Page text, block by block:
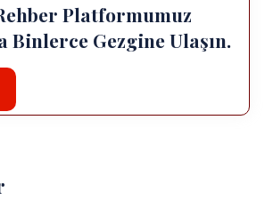
Platformumuz
Binlerce Gezgine Ulaşın.